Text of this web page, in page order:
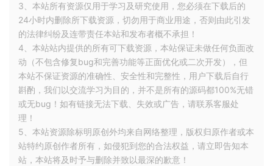
3、本站所有资源仅用于学习及研究使用，您必须在下载后的
24小时内删除所下载资源，切勿用于商业用途，否则由此引发
的法律纠纷及连带责任本站和发布者概不承担！
4、本站站内提供的所有可下载资源，本站保证未做任何负面改
动（不包含修复bug和完善功能等正面优化或二次开发），但
本站不保证资源的准确性、安全性和完整性，用户下载后自行
斟酌，我们以交流学习为目的，并不是所有的源码都100%无错
或无bug！如有链接无法下载、失效或广告，请联系客服处
理！
5、本站资源除标明原创外均来自网络整理，版权归原作者或本
站特约原创作者所有，如侵犯到您的合法权益，请立即告知本
站，本站将及时予与删除并致以最深的歉意！